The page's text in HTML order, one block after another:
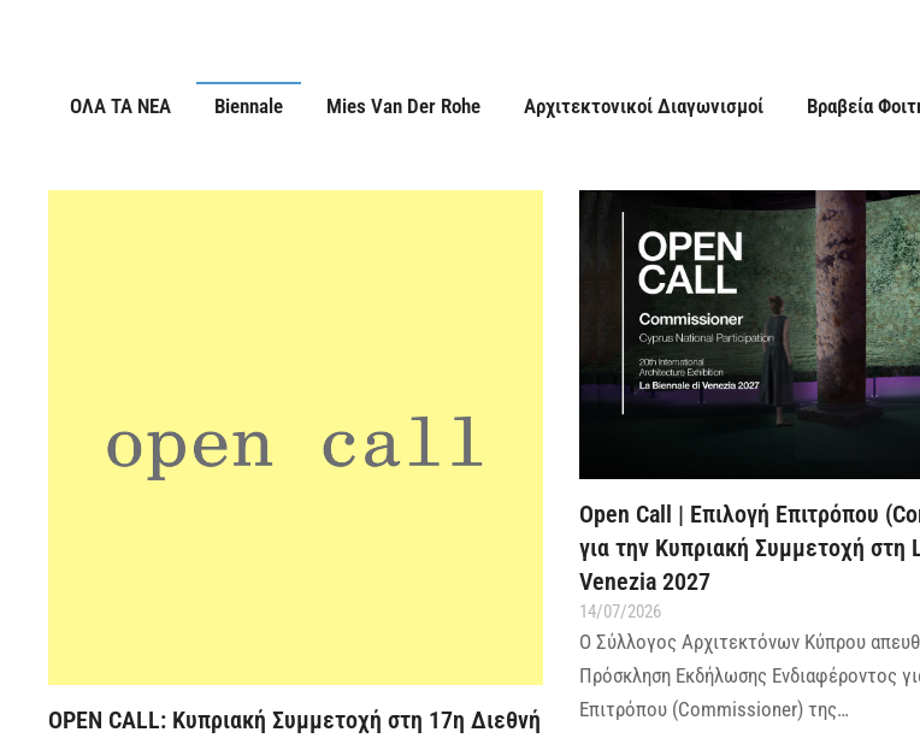
ΟΛΑ ΤΑ ΝΕΑ Biennale Mies Van Der Rohe Αρχιτεκτονικοί Διαγωνισμοί Βραβεία
OPEN CALL: Κυπριακή Συμμετοχή στη 17η Διεθνή
Open Call | Επιλογή Επιτρόπου
για την Κυπριακή Συμμετοχή στη
Venezia 2027
14/07/2026
Ο Σύλλογος Αρχιτεκτόνων Κύπρου
Πρόσκληση Εκδήλωσης Ενδιαφέροντος
Επιτρόπου (Commissioner) της…